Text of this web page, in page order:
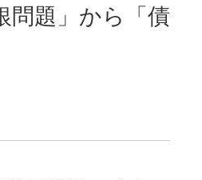
問題」から「債